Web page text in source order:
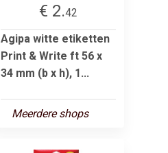
€ 2.42
Agipa witte etiketten
Print & Write ft 56 x
34 mm (b x h), 1...
Meerdere shops